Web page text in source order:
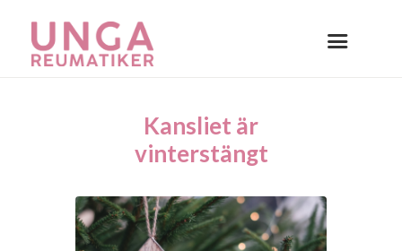
Kansliet är
vinterstängt